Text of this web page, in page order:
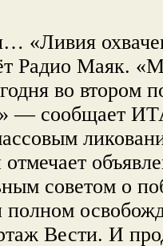
«Ливия
Радио Маяк.
во втором
— сообщает
отмечает
советом о
полном
Вести. И